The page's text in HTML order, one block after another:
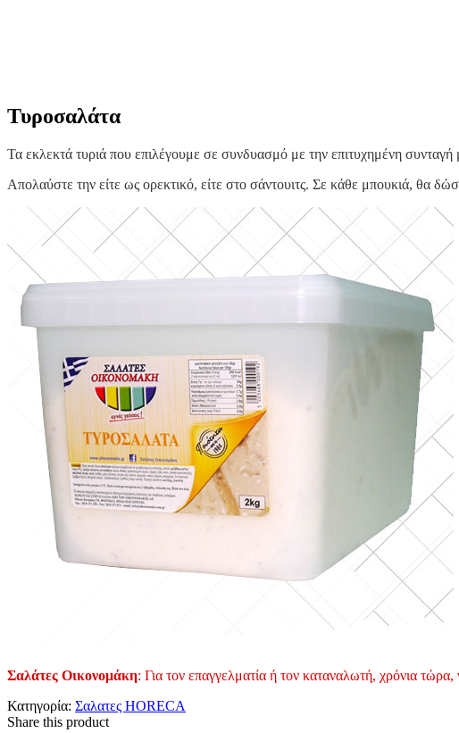
Τυροσαλάτα
Τα εκλεκτά τυριά που επιλέγουμε σε συνδυασμό με την επιτυχημένη
Απολαύστε την είτε ως ορεκτικό, είτε στο σάντουιτς. Σε κάθε μπουκιά, θα
Σαλάτες Οικονομάκη: Για τον επαγγελματία ή τον καταναλωτή, χρόνια τώρα,
Κατηγορία: Σαλατες HORECA
Share this product